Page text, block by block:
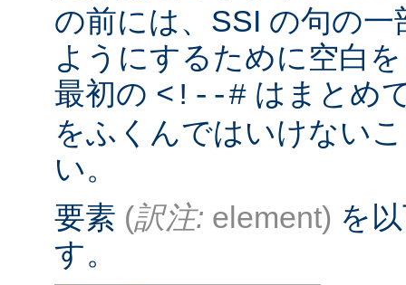
の前には、SSI の句の
ようにするために空白
最初の <!--# はまとめ
をふくんではいけない
い。
要素 (訳注: element) を
す。